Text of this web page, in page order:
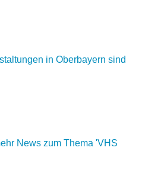
in Oberbayern sind
News zum Thema 'VHS